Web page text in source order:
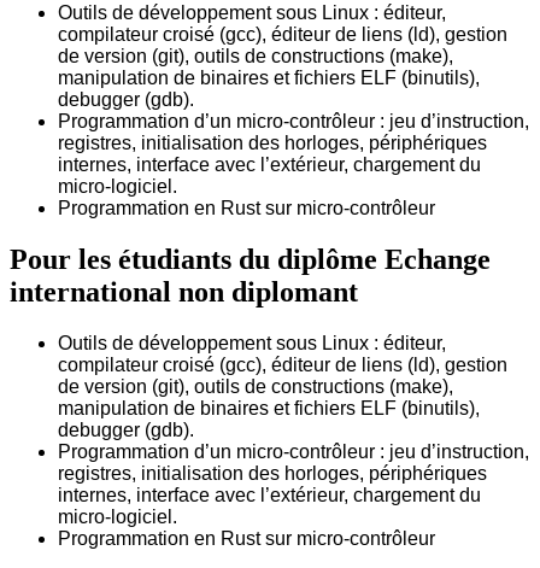
Outils de développement sous Linux : éditeur,
compilateur croisé (gcc), éditeur de liens (ld), gestion
de version (git), outils de constructions (make),
manipulation de binaires et fichiers ELF (binutils),
debugger (gdb).
Programmation d’un micro-contrôleur : jeu d’instruction,
registres, initialisation des horloges, périphériques
internes, interface avec l’extérieur, chargement du
micro-logiciel.
Programmation en Rust sur micro-contrôleur
Pour les étudiants du diplôme Echange
international non diplomant
Outils de développement sous Linux : éditeur,
compilateur croisé (gcc), éditeur de liens (ld), gestion
de version (git), outils de constructions (make),
manipulation de binaires et fichiers ELF (binutils),
debugger (gdb).
Programmation d’un micro-contrôleur : jeu d’instruction,
registres, initialisation des horloges, périphériques
internes, interface avec l’extérieur, chargement du
micro-logiciel.
Programmation en Rust sur micro-contrôleur